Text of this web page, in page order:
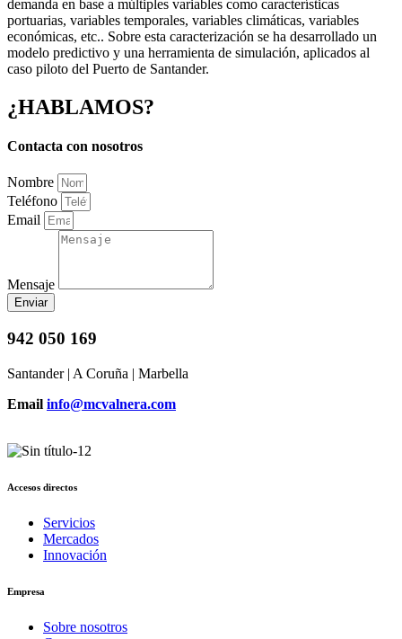
demanda en base a múltiples variables como características
portuarias, variables temporales, variables climáticas, variables
económicas, etc.. Sobre esta caracterización se ha desarrollado un
modelo predictivo y una herramienta de simulación, aplicados al
caso piloto del Puerto de Santander.
¿HABLAMOS?
Contacta con nosotros
Nombre
Teléfono
Email
Mensaje
Enviar
942 050 169
Santander | A Coruña | Marbella
Email info@mcvalnera.com
Accesos directos
Servicios
Mercados
Innovación
Empresa
Sobre nosotros